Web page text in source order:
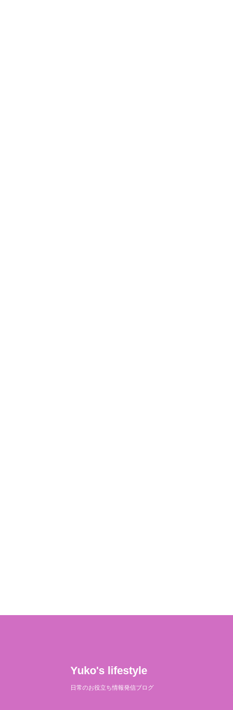
Yuko's lifestyle
日常のお役立ち情報発信ブログ